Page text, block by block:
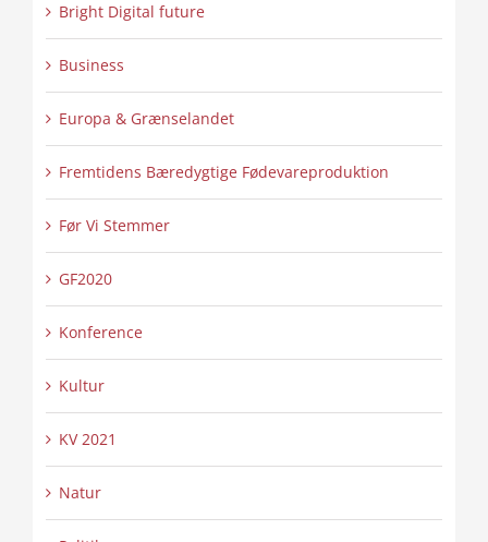
Bright Digital future
Business
Europa & Grænselandet
Fremtidens Bæredygtige Fødevareproduktion
Før Vi Stemmer
GF2020
Konference
Kultur
KV 2021
Natur